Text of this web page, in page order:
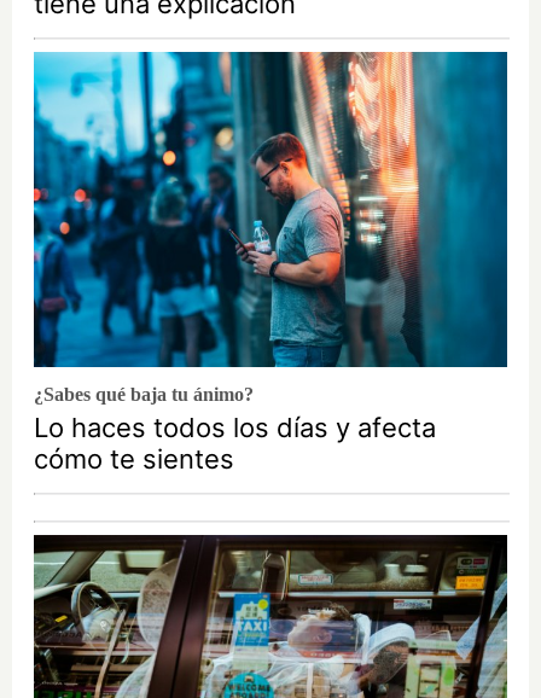
¿Sabes qué baja tu ánimo?
Lo haces todos los días y afecta
cómo te sientes